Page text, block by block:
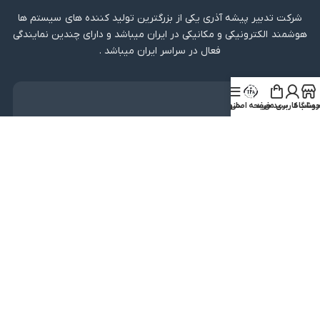
شرکت تدبیر پیشه آذری یکی از بزرگترین تولید کننده های سیستم ها
هوشمند الکترونیکی و مکانیکی در ایران میباشد و دارای چندین نمایندگی
فعال در سراسر ایران میباشد .
دریافت اپلیکیشن
حساب کاربری من
سبد خریدصفحه اصلی
منو